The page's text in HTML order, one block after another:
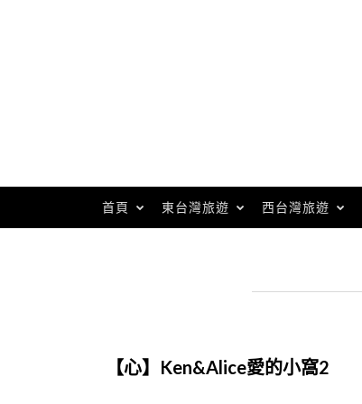
首頁 東台灣旅遊 西台灣旅遊
【心】Ken&Alice愛的小窩2